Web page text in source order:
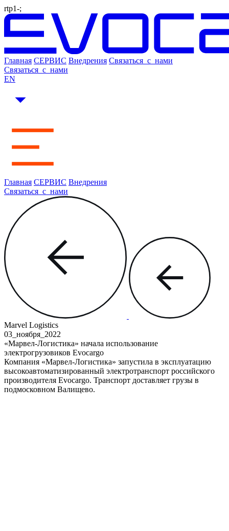
rtp1-;
Главная СЕРВИС Внедрения Связаться_с_нами
Связаться_с_нами
EN
Главная СЕРВИС Внедрения
Связаться_с_нами
Marvel Logistics
03_ноября _2022
«Марвел-Логистика» начала использование
электрогрузовиков Evocargo
Компания «Марвел-Логистика» запустила в эксплуатацию
высокоавтоматизированный электротранспорт российского
производителя Evocargo. Транспорт доставляет грузы в
подмосковном Валищево.